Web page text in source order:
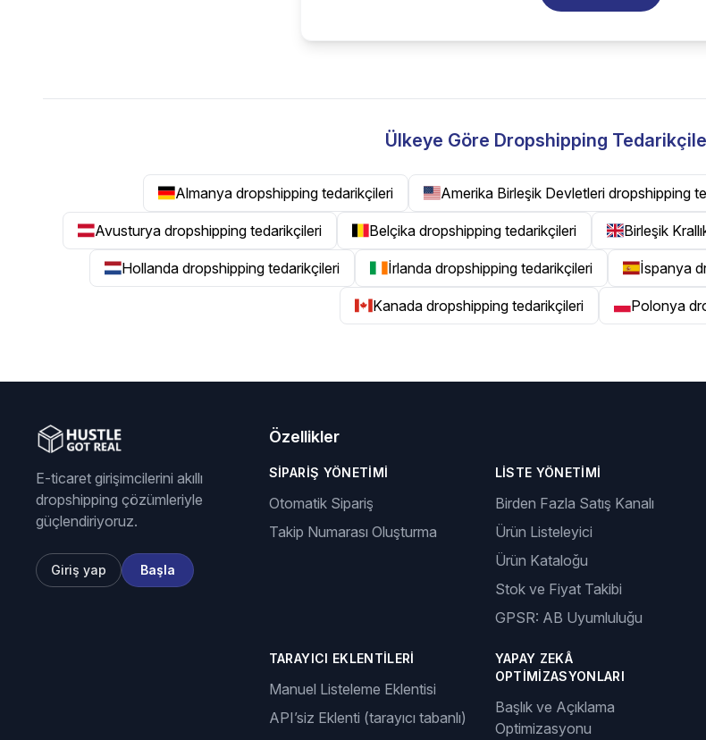
Ülkeye Göre Dropshipping
Almanya dropshipping tedarikçileri Amerika Birleşik Devletleri dropshipping
Avusturya dropshipping tedarikçileri Belçika dropshipping tedarikçileri Birleşik
Hollanda dropshipping tedarikçileri İrlanda dropshipping tedarikçileri İspanya
Kanada dropshipping tedarikçileri Polonya
E-ticaret girişimcilerini akıllı
dropshipping çözümleriyle
güçlendiriyoruz.
Giriş yap Başla
Özellikler
SIPARIŞ YÖNETIMI
Otomatik Sipariş
Takip Numarası Oluşturma
LISTE YÖNETIMI
Birden Fazla Satış Kanalı
Ürün Listeleyici
Ürün Kataloğu
Stok ve Fiyat Takibi
GPSR: AB Uyumluluğu
TARAYICI EKLENTILERI
Manuel Listeleme Eklentisi
API’siz Eklenti (tarayıcı tabanlı)
YAPAY ZEKÂ
OPTIMIZASYONLARI
Başlık ve Açıklama
Optimizasyonu